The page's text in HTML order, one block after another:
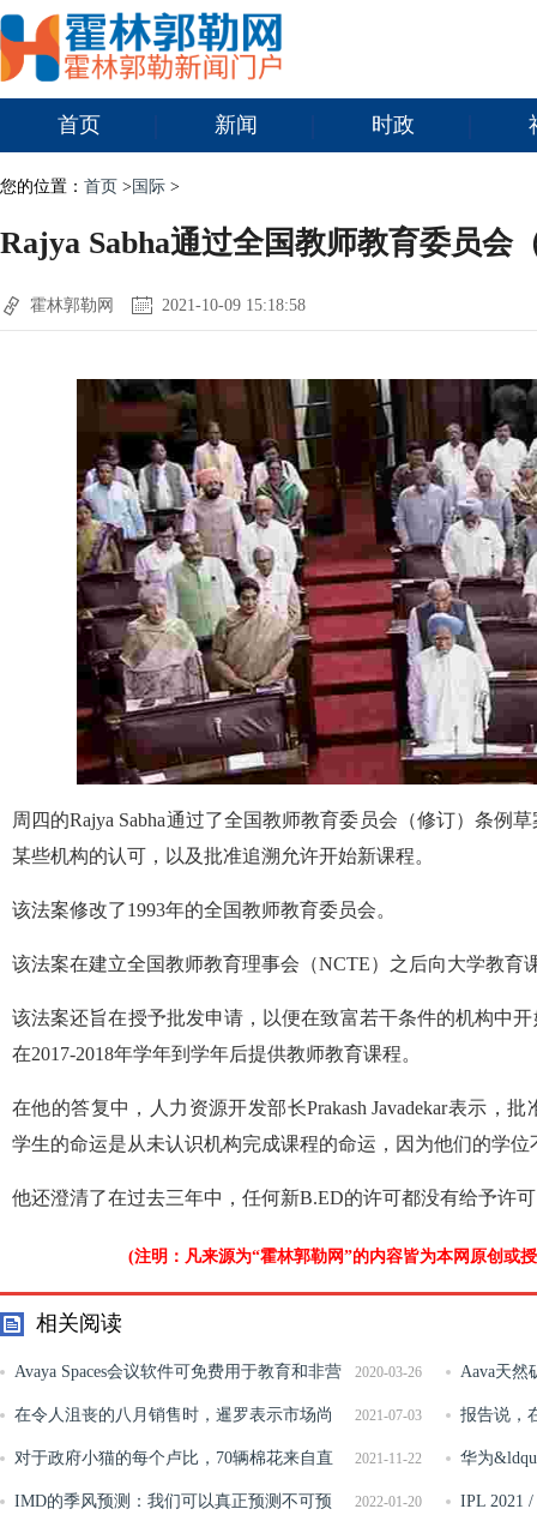
首页 新闻 时政
您的位置： 首页 > 国际 >
Rajya Sabha通过全国教师教育委员会
霍林郭勒网 2021-10-09 15:18:58
周四的Rajya Sabha通过了全国教师教育委员会（修订）条例
某些机构的认可，以及批准追溯允许开始新课程。
该法案修改了1993年的全国教师教育委员会。
该法案在建立全国教师教育理事会（NCTE）之后向大学教育
该法案还旨在授予批发申请，以便在致富若干条件的机构中
在2017-2018年学年到学年后提供教师教育课程。
在他的答复中，人力资源开发部长Prakash Javadekar表示，
学生的命运是从未认识机构完成课程的命运，因为他们的学
他还澄清了在过去三年中，任何新B.ED的许可都没有给予许
(注明：凡来源为“霍林郭勒网”的内容皆为本网原创或
相关阅读
2020-03-26
Avaya Spaces会议软件可免费用于教育和非营
利组织
Aava天然
一块毯子禁
2021-07-03
在令人沮丧的八月销售时，暹罗表示市场尚
未回应各种政府的步骤
报告说，
着杆位位置
2021-11-22
对于政府小猫的每个卢比，70辆棉花来自直
接，间接税
华为
2022-01-20
IMD的季风预测：我们可以真正预测不可预 IPL 2021